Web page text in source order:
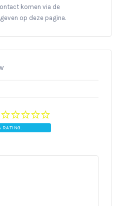
komen via de
op deze pagina.
RATING.